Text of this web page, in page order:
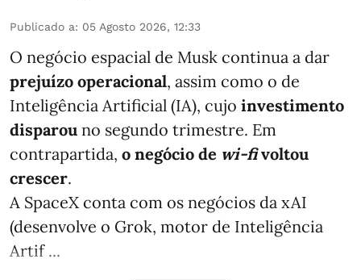
Publicado a: 05 Agosto 2026, 12:33
O negócio espacial de Musk continua a dar
prejuízo operacional, assim como o de
Inteligência Artificial (IA), cujo investimento
disparou no segundo trimestre. Em
contrapartida, o negócio de wi-fivoltou
crescer.
A SpaceX conta com os negócios da xAI
(desenvolve o Grok, motor de Inteligência
Artif ...